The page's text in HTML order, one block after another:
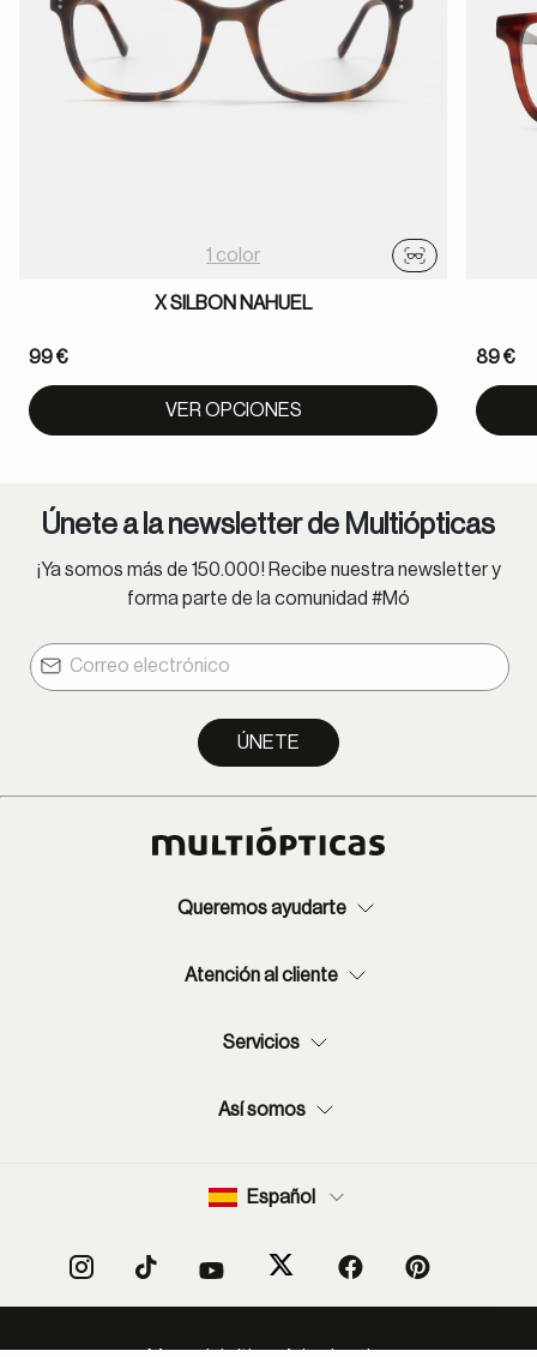
1 color
Probador
X SILBON NAHUEL
99 €
VER OPCIONES
89 €
Únete a la newsletter de Multiópticas
¡Ya somos más de 150.000! Recibe nuestra newsletter y
forma parte de la comunidad #Mó
ÚNETE
Queremos ayudarte
Atención al cliente
Servicios
Así somos
Español